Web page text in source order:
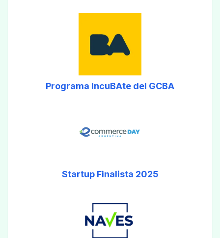
Programa IncuBAte del GCBA
Startup Finalista 2025